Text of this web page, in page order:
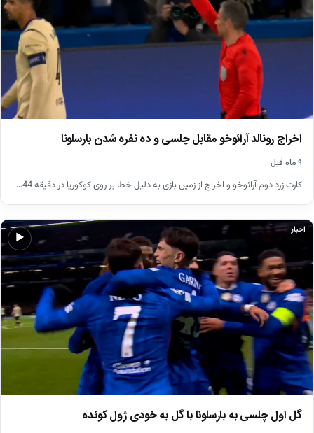
اخراج رونالد آرائوخو مقابل چلسی و ده نفره شدن بارسلونا
۹ ماه قبل
کارت زرد دوم آرائوخو و اخراج از زمین بازی به دلیل خطا بر روی کوکوریا در دقیقه 44…
▶
اخبار
گل اول چلسی به بارسلونا با گل به خودی ژول کونده